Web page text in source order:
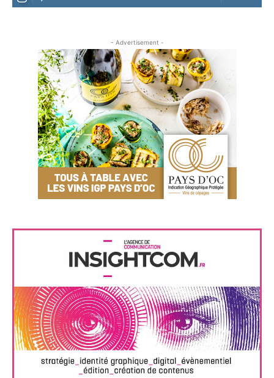
- Advertisement -